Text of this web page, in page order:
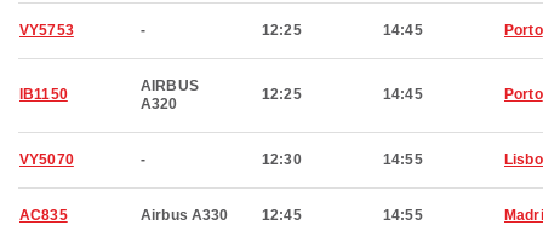
VY5753 - 12:25 14:45 Porto
IB1150
AIRBUS
A320
12:25 14:45 Porto
VY5070 - 12:30 14:55
AC835 Airbus A330 12:45 14:55